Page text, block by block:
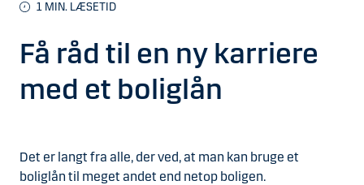
1 MIN. LÆSETID
Få råd til en ny karriere
med et boliglån
Det er langt fra alle, der ved, at man kan bruge et
boliglån til meget andet end netop boligen.